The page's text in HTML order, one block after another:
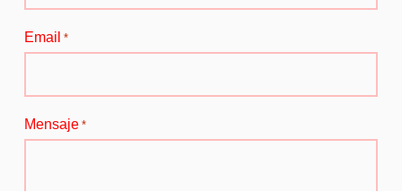
Email *
Mensaje *